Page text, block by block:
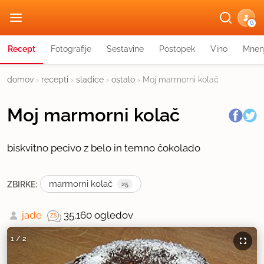
G
Recept Fotografije Sestavine Postopek Vino
domov › recepti › sladice › ostalo › Moj marmorni kolač
Moj marmorni kolač
biskvitno pecivo z belo in temno čokolado
ZBIRKE: marmorni kolač 25
jade 35.160 ogledov
1 / 2